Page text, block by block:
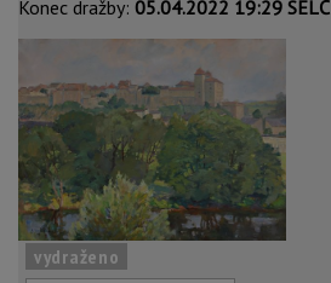
Konec dražby: 05.04.2022 19:29 SELČ
vydraženo